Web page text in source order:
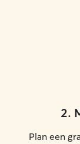
2.
Plan een